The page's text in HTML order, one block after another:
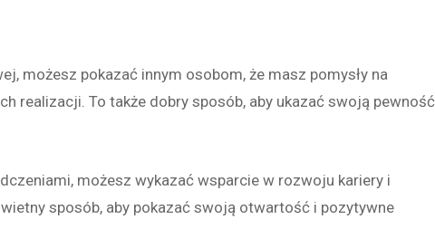
możesz pokazać innym osobom, że masz pomysły na
realizacji. To także dobry sposób, aby ukazać swoją pewność
możesz wykazać wsparcie w rozwoju kariery i
sposób, aby pokazać swoją otwartość i pozytywne